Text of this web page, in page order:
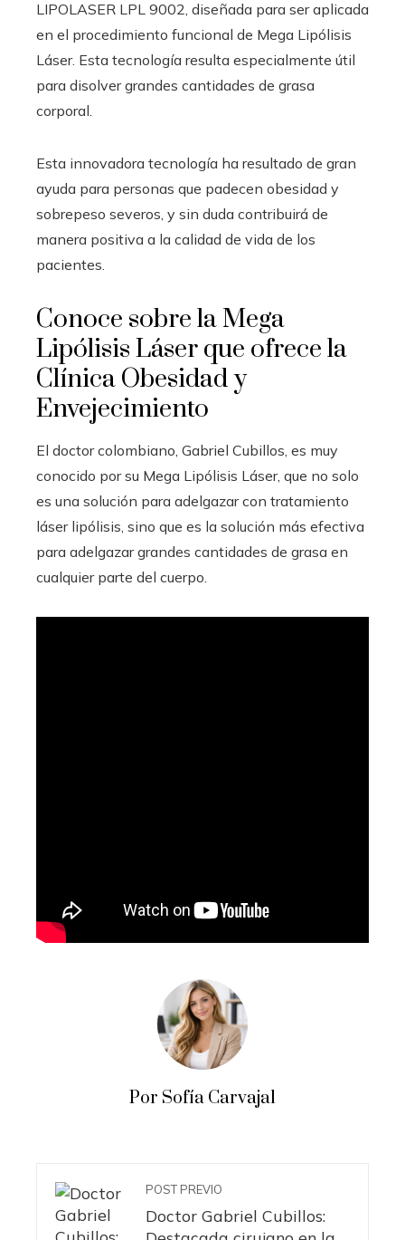
LIPOLASER LPL 9002, diseñada para ser aplicada
en el procedimiento funcional de Mega Lipólisis
Láser. Esta tecnología resulta especialmente útil
para disolver grandes cantidades de grasa
corporal.
Esta innovadora tecnología ha resultado de gran
ayuda para personas que padecen obesidad y
sobrepeso severos, y sin duda contribuirá de
manera positiva a la calidad de vida de los
pacientes.
Conoce sobre la Mega
Lipólisis Láser que ofrece la
Clínica Obesidad y
Envejecimiento
El doctor colombiano, Gabriel Cubillos, es muy
conocido por su Mega Lipólisis Láser, que no solo
es una solución para adelgazar con tratamiento
láser lipólisis, sino que es la solución más efectiva
para adelgazar grandes cantidades de grasa en
cualquier parte del cuerpo.
Por Sofía Carvajal
POST PREVIO
Doctor Gabriel Cubillos: